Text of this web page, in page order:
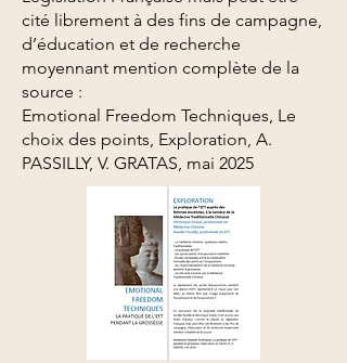
cité librement à des fins de campagne,
d’éducation et de recherche
moyennant mention complète de la
source :
Emotional Freedom Techniques, Le
choix des points, Exploration, A.
PASSILLY, V. GRATAS, mai 2025